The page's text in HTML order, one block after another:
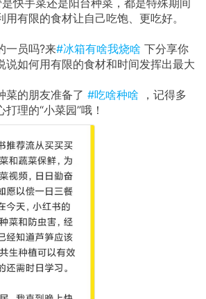
有限的食材让自己吃饱、更吃好。
一员吗?来#冰箱有啥我烧啥 下分享你
说如何用有限的食材和时间发挥出最大
菜的朋友准备了 #吃啥种啥
，记得多
理的“小菜园”哦！